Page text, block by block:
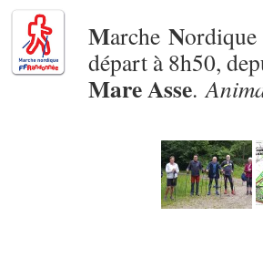
Marche N
départ à 8h50,
Mare Asse.